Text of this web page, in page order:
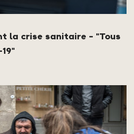
la crise sanitaire - "Tous